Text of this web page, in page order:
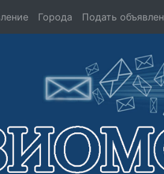
Города Подать